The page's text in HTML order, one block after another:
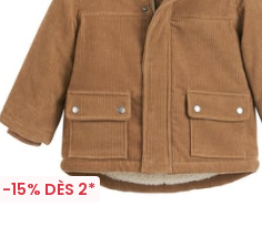
-15% DÈS 2*